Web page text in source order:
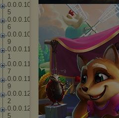
0.0.0.10
5
0.0.0.10
6
0.0.0.10
9
0.0.0.11
1
0.0.0.11
7
0.0.0.11
9
0.0.0.12
2
0.0.0.12
5